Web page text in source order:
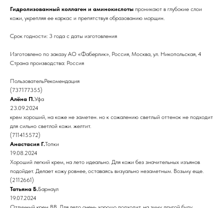
Гидролизованный коллаген и аминокислоты проникают в глубокие слои
кожи, укрепляя ее каркас и препятствуя образованию морщин.
Срок годности: 3 года с даты изготовления
Изготовлено по заказу АО «Фаберлик», Россия, Москва, ул. Никопольская, 4
Страна производства: Россия
ПользовательРекомендация
(737177355)
Алёна П.Уфа
23.09.2024
крем хороший, на коже не заметен. но к сожалению светлый оттенок не подходит
для сильно светлой кожи. желтит.
(711415572)
Анастасия Г.Топки
19.08.2024
Хороший легкий крем, на лето идеально. Для кожи без значительных изъянов
подойдет. Делает кожу ровнее, оставаясь визуально незаметным. Возьму еще.
(2112661)
Татьяна Б.Барнаул
19.07.2024